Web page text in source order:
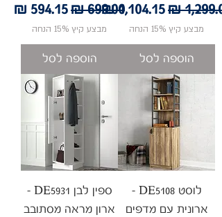
רגיל מחיר מבצע
מבצע קיץ 15% הנחה
הוספה לסל
מחיר רגילמחיר
מבצע קיץ 15% הנחה
הוספה לסל
לוסט DE5108 -
ארונית עם מדפים
ספין לבן DE5931 -
ארון מראה מסתובב